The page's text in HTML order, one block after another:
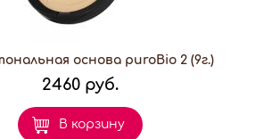
основа puroBio 2 (9г.)
2460 руб.
В корзину